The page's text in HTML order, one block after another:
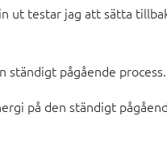
ut testar jag att sätta
ständigt pågående process.
på den ständigt